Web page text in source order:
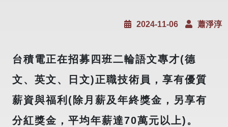
2024-11-06 蕭淨淳
台積電正在招募四班二輪語文專才(德
文、英文、日文)正職技術員，享有優質
薪資與福利(除月薪及年終獎金，另享有
分紅獎金，平均年薪達70萬元以上)。